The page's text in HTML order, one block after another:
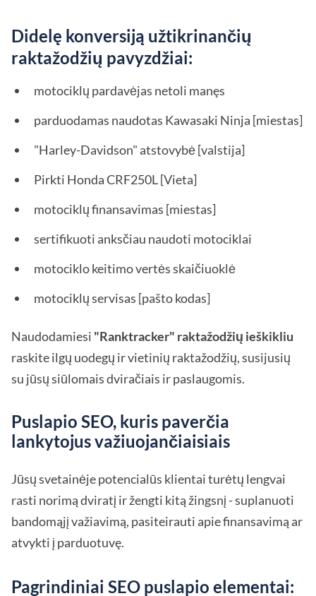
Didelę konversiją užtikrinančių
raktažodžių pavyzdžiai:
motociklų pardavėjas netoli manęs
parduodamas naudotas Kawasaki Ninja [miestas]
"Harley-Davidson" atstovybė [valstija]
Pirkti Honda CRF250L [Vieta]
motociklų finansavimas [miestas]
sertifikuoti anksčiau naudoti motociklai
motociklo keitimo vertės skaičiuoklė
motociklų servisas [pašto kodas]
Naudodamiesi "Ranktracker" raktažodžių ieškikliu
raskite ilgų uodegų ir vietinių raktažodžių, susijusių
su jūsų siūlomais dviračiais ir paslaugomis.
Puslapio SEO, kuris paverčia
lankytojus važiuojančiaisiais
Jūsų svetainėje potencialūs klientai turėtų lengvai
rasti norimą dviratį ir žengti kitą žingsnį - suplanuoti
bandomąjį važiavimą, pasiteirauti apie finansavimą ar
atvykti į parduotuvę.
Pagrindiniai SEO puslapio elementai: